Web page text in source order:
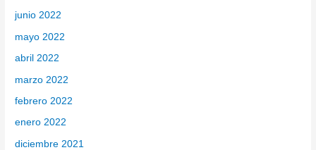
junio 2022
mayo 2022
abril 2022
marzo 2022
febrero 2022
enero 2022
diciembre 2021